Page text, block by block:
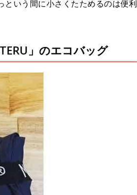
という間に小さくたためるのは便利
」のエコバッグ